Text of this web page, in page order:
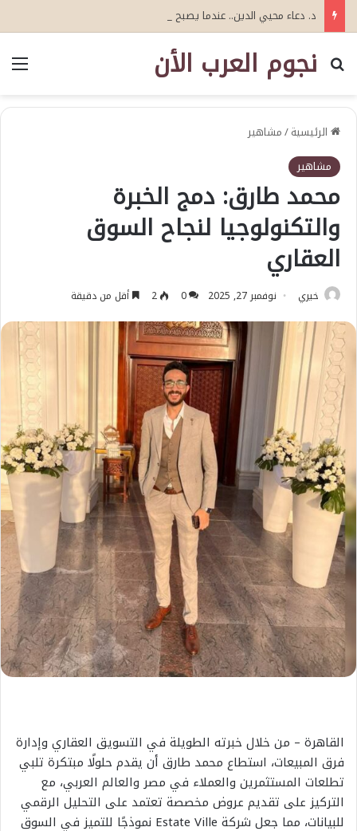
نجوم العرب الأن
بحث عن
الرئيسية/مشاهير
مشاهير
محمد طارق: دمج الخبرة
والتكنولوجيا لنجاح السوق
العقاري
خيري نوفمبر 27, 2025 0
2 أقل من دقيقة
القاهرة – من خلال خبرته الطويلة في التسويق العقاري وإدارة
فرق المبيعات، استطاع محمد طارق أن يقدم حلولًا مبتكرة تلبي
تطلعات المستثمرين والعملاء في مصر والعالم العربي، مع
التركيز على تقديم عروض مخصصة تعتمد على التحليل الرقمي
للبيانات، مما جعل شركة Estate Ville نموذجًا للتميز في السوق